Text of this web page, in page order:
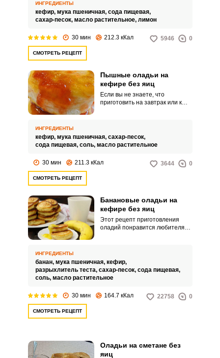
яиц. Очень простые и вкусные
оладьи будут у вас на столе
буквально через полчаса –
ИНГРЕДИЕНТЫ
кефир, мука пшеничная, сода пищевая,
сахар-песок, масло растительное, лимон
30 мин 212.3 кКал 5946 0
СМОТРЕТЬ РЕЦЕПТ
Пышные оладьи на
кефире без яиц
Если вы не знаете, что
приготовить на завтрак или к
оладьев на кефире без яиц.Они
получаются пышными и
воздушными. Оладьи можно
дополнительными
предпочтений.
ИНГРЕДИЕНТЫ
кефир, мука пшеничная, сахар-песок,
сода пищевая, соль, масло растительное
30 мин 211.3 кКал 3644 0
СМОТРЕТЬ РЕЦЕПТ
Банановые оладьи на
кефире без яиц
Этот рецепт приготовления
оладий понравится любителям
ароматными и нежными.
ИНГРЕДИЕНТЫ
банан, мука пшеничная, кефир,
разрыхлитель теста, сахар-песок, сода пищевая,
соль, масло растительное
30 мин 164.7 кКал 22758 0
СМОТРЕТЬ РЕЦЕПТ
Оладьи на сметане без
яиц